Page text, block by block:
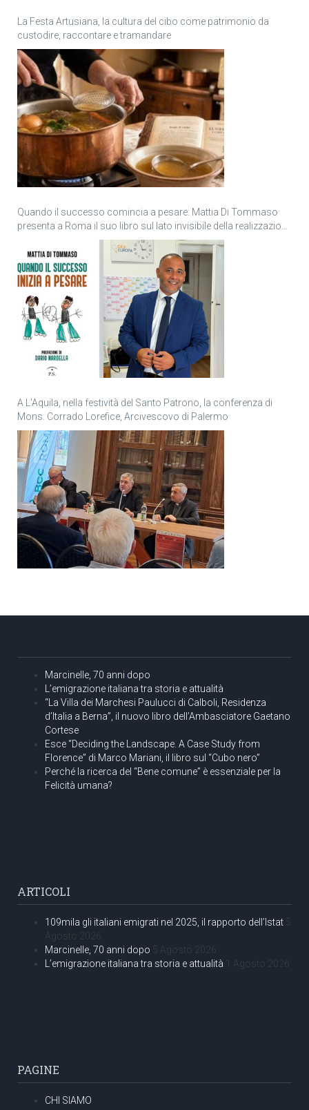
La Festa Artusiana, la cultura del cibo come patrimonio da
custodire, raccontare e tramandare
Quando il successo comincia a pesare: Mattia Di Tommaso
presenta a Roma il suo libro sul lato invisibile della realizzazione
A L’Aquila, nella festività del Santo Patrono, la conferenza di
Mons. Corrado Lorefice, Arcivescovo di Palermo
Marcinelle, 70 anni dopo
L’emigrazione italiana tra storia e attualità
“La Villa dei Marchesi Paulucci di Calboli, Residenza
d’Italia a Berna”, il nuovo libro dell’Ambasciatore Gaetano
Cortese
Esce “Deciding the Landscape. A Case Study from
Florence” di Marco Mariani, il libro sul “Cubo nero”
Perché la ricerca del “Bene comune” è essenziale per la
Felicità umana?
ARTICOLI
109mila gli italiani emigrati nel 2025, il rapporto dell’Istat 5
Agosto 2026
Marcinelle, 70 anni dopo 5 Agosto 2026
L’emigrazione italiana tra storia e attualità 1 Agosto 2026
PAGINE
CHI SIAMO